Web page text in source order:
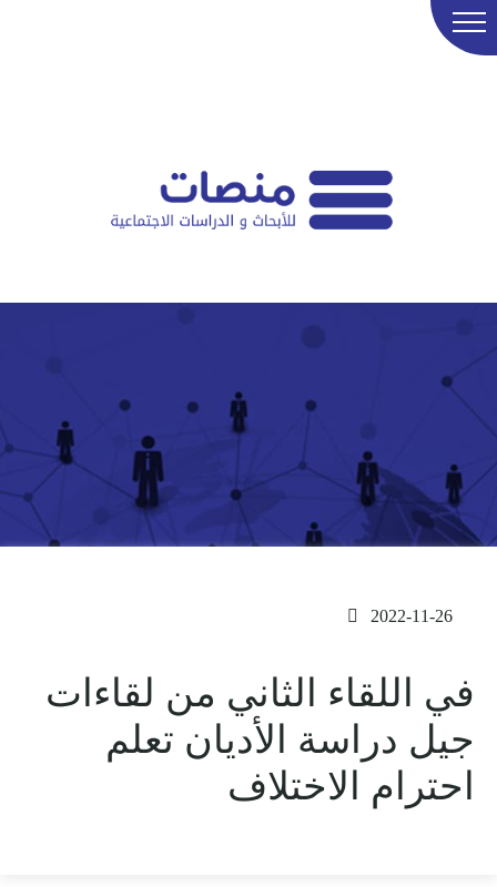
2022-11-26
في اللقاء الثاني من لقاءات
جيل دراسة الأديان تعلم
احترام الاختلاف